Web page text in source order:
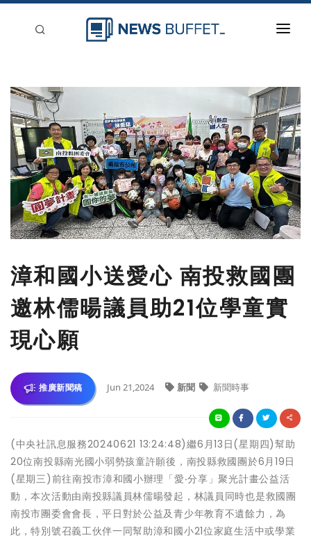
新聞稿分類
登入
刊登
漳和國小送愛心 南投救國團
邀林儒暘議員助21位學童實
現心願
推廣新聞稿 Jun 21,2024 新聞 新聞時事
(中央社訊息服務20240621 13:24:48)繼6月13日(星期四)幫助
20位南投縣南光國小弱勢孩童許願後，南投縣救國團於6月19日
(星期三)前往南投市漳和國小辦理「愛‧分享」聚光計畫公益活
動，本次活動由南投縣議員林儒暘發起，林議員同時也是救國團
南投市團委會會長，平日對於公益及青少年教育不遺餘力，為
此，特別號召義工伙伴一同幫助漳和國小21位家庭生活中或學業